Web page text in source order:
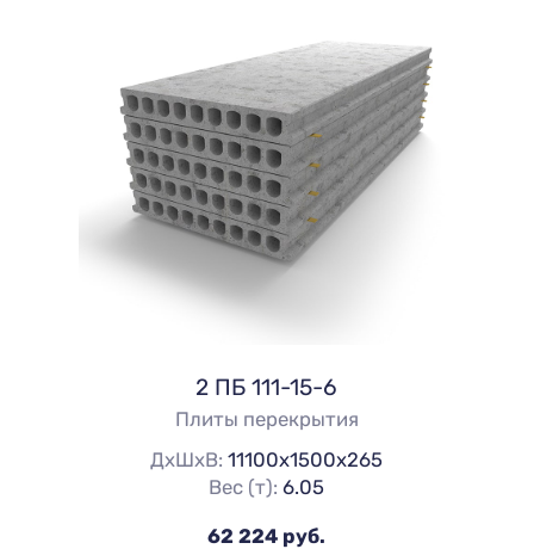
2 ПБ 111-15-6
Плиты перекрытия
ДхШхВ:11100х1500х265
Вес (т):6.05
62 224 руб.